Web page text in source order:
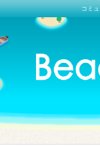
コミ